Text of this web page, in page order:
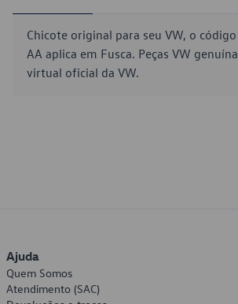
Chicote original para seu VW, o
AA aplica em Fusca. Peças VW
virtual oficial da VW.
Ajuda
Quem Somos
Atendimento (SAC)